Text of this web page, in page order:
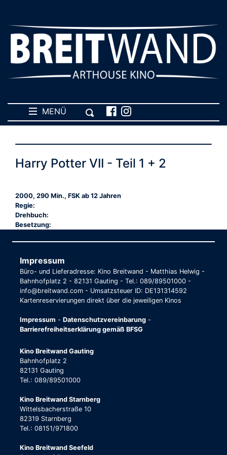
MENÜ
Harry Potter VII - Teil 1 + 2
2000, 290 Min., FSK ab 12 Jahren
Regie:
Drehbuch:
Besetzung:
Impressum
Büro- und Lieferadresse: Kino Breitwand - Matthias Helwig -
Bahnhofplatz 2 - 82131 Gauting - Tel.: 089/89501000 -
info@breitwand.com - Umsatzsteuer ID: DE131314592
Kartenreservierungen direkt über die jeweiligen Kinos
Impressum - Datenschutzvereinbarung -
Barrierefreiheitserklärung gemäß BFSG
Kino Breitwand Gauting
Bahnhofplatz 2
82131 Gauting
Tel.: 089/89501000
Kino Breitwand Starnberg
Wittelsbacherstraße 10
82319 Starnberg
Tel.: 08151/971800
Kino Breitwand Seefeld